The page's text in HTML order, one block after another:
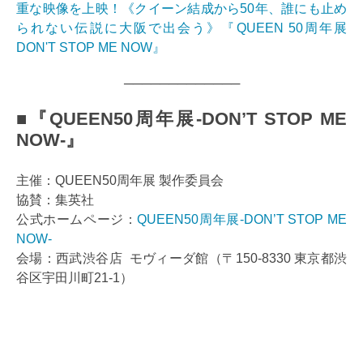
重な映像を上映！《クイーン結成から50年、誰にも止め
られない伝説に大阪で出会う》『QUEEN 50周年展
DON'T STOP ME NOW』
─────────────
■『QUEEN50周年展-DON’T STOP ME
NOW-』
主催：QUEEN50周年展 製作委員会
協賛：集英社
公式ホームページ：QUEEN50周年展-DON’T STOP ME
NOW-
会場：西武渋谷店 モヴィーダ館（〒150-8330 東京都渋
谷区宇田川町21-1）